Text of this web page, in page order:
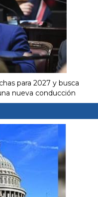
para 2027 y busca
nueva conducción